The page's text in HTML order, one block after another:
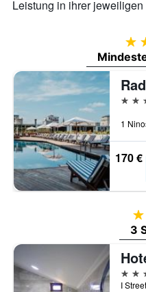
Leistung in ihrer
5
170 €
3
3